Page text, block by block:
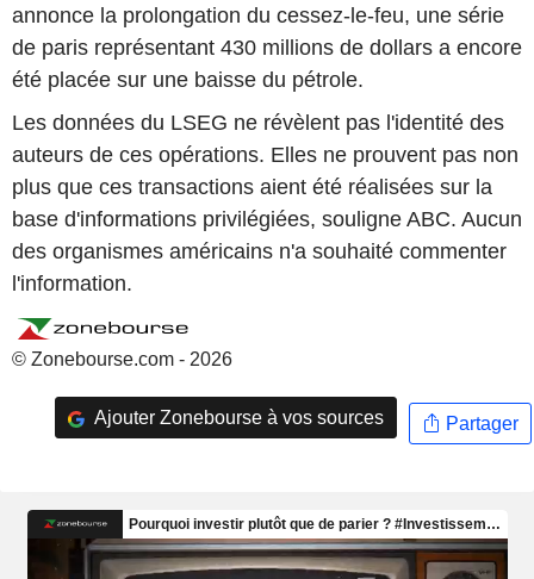
annonce la prolongation du cessez-le-feu, une série
de paris représentant 430 millions de dollars a encore
été placée sur une baisse du pétrole.
Les données du LSEG ne révèlent pas l'identité des
auteurs de ces opérations. Elles ne prouvent pas non
plus que ces transactions aient été réalisées sur la
base d'informations privilégiées, souligne ABC. Aucun
des organismes américains n'a souhaité commenter
l'information.
© Zonebourse.com - 2026
Ajouter Zonebourse à vos sources Partager